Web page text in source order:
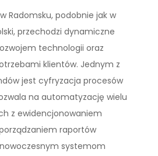
Radomsku, podobnie jak w
przechodzi dynamiczne
technologii oraz
klientów. Jednym z
jest cyfryzacja procesów
na automatyzację wielu
z ewidencjonowaniem
raportów
systemom